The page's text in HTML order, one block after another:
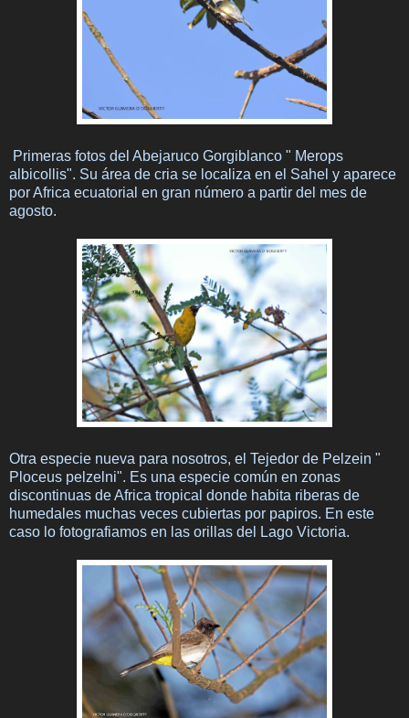
Primeras fotos del Abejaruco Gorgiblanco " Merops
albicollis". Su área de cria se localiza en el Sahel y aparece
por Africa ecuatorial en gran número a partir del mes de
agosto.
Otra especie nueva para nosotros, el Tejedor de Pelzein "
Ploceus pelzelni". Es una especie común en zonas
discontinuas de Africa tropical donde habita riberas de
humedales muchas veces cubiertas por papiros. En este
caso lo fotografiamos en las orillas del Lago Victoria.